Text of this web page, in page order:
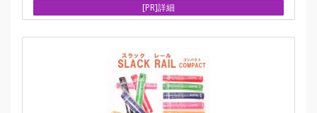
[PR]詳細